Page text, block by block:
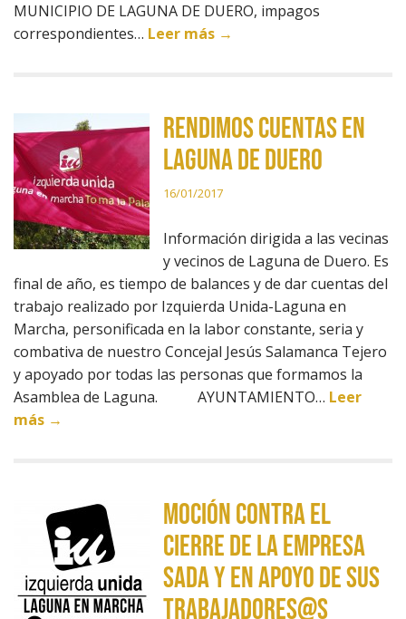
MUNICIPIO DE LAGUNA DE DUERO, impagos
correspondientes… Leer más →
Rendimos cuentas en
Laguna de Duero
16/01/2017
Información dirigida a las vecinas
y vecinos de Laguna de Duero. Es
final de año, es tiempo de balances y de dar cuentas del
trabajo realizado por Izquierda Unida-Laguna en
Marcha, personificada en la labor constante, seria y
combativa de nuestro Concejal Jesús Salamanca Tejero
y apoyado por todas las personas que formamos la
Asamblea de Laguna. AYUNTAMIENTO… Leer
más →
MOCIÓN CONTRA EL
CIERRE DE LA EMPRESA
SADA Y EN APOYO DE SUS
TRABAJADORES@S